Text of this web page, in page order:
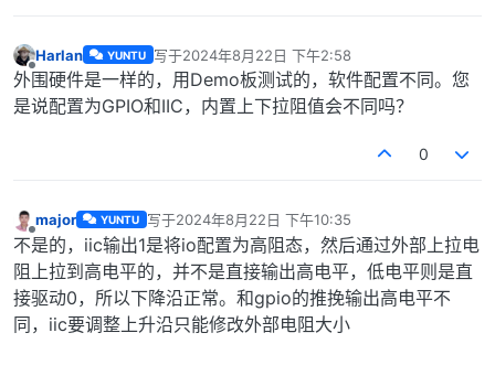
离线
Harlan YUNTU 写于2024年8月22日 下午2:58
最后由 编辑
外围硬件是一样的，用Demo板测试的，软件配置不同。您
是说配置为GPIO和IIC，内置上下拉阻值会不同吗？
0
离线
major YUNTU 写于2024年8月22日 下午10:35
最后由 编辑
不是的，iic输出1是将io配置为高阻态，然后通过外部上拉电
阻上拉到高电平的，并不是直接输出高电平，低电平则是直
接驱动0，所以下降沿正常。和gpio的推挽输出高电平不
同，iic要调整上升沿只能修改外部电阻大小